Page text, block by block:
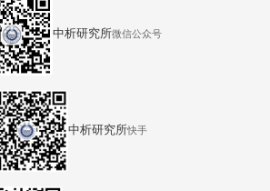
中析研究所微信公众号
中析研究所快手